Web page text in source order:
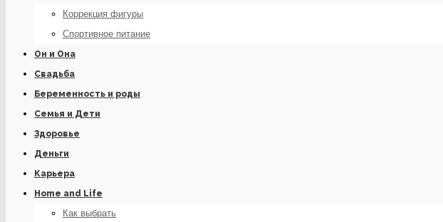
Коррекция фигуры
Спортивное питание
Он и Она
Свадьба
Беременность и роды
Семья и Дети
Здоровье
Деньги
Карьера
Home and Life
Как выбрать